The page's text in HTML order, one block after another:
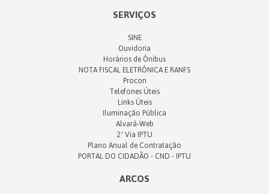
SERVIÇOS
SINE
Ouvidoria
Horários de Ônibus
NOTA FISCAL ELETRÔNICA E RANFS
Procon
Telefones Úteis
Links Úteis
Iluminação Pública
Alvará-Web
2ª Via IPTU
Plano Anual de Contratação
PORTAL DO CIDADÃO - CND - IPTU
ARCOS